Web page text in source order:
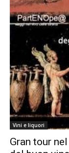
Vini e liquori
Gran tour